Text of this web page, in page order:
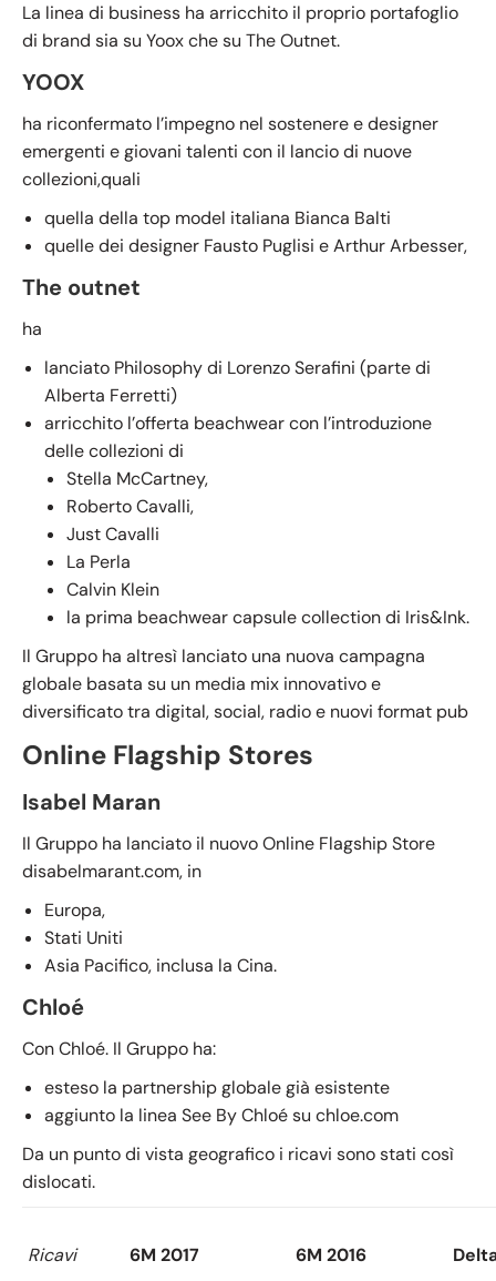
La linea di business ha arricchito il proprio portafoglio
di brand sia su Yoox che su The Outnet.
YOOX
ha riconfermato l’impegno nel sostenere e designer
emergenti e giovani talenti con il lancio di nuove
collezioni,quali
quella della top model italiana Bianca Balti
quelle dei designer Fausto Puglisi e Arthur Arbesser,
The outnet
ha
lanciato Philosophy di Lorenzo Serafini (parte di
Alberta Ferretti)
arricchito l’offerta beachwear con l’introduzione
delle collezioni di
Stella McCartney,
Roberto Cavalli,
Just Cavalli
La Perla
Calvin Klein
la prima beachwear capsule collection di Iris&Ink.
Il Gruppo ha altresì lanciato una nuova campagna
globale basata su un media mix innovativo e
diversificato tra digital, social, radio e nuovi format pub
Online Flagship Stores
Isabel Maran
Il Gruppo ha lanciato il nuovo Online Flagship Store
disabelmarant.com, in
Europa,
Stati Uniti
Asia Pacifico, inclusa la Cina.
Chloé
Con Chloé. Il Gruppo ha:
esteso la partnership globale già esistente
aggiunto la linea See By Chloé su chloe.com
Da un punto di vista geografico i ricavi sono stati così
dislocati.
Ricavi 6M 2017 6M 2016